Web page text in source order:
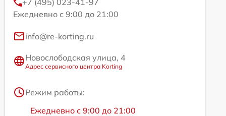
Ежедневно с 9:00 до 21:00
info@re-korting.ru
Новослободская улица, 4
Адрес сервисного центра Korting
Режим работы:
Ежедневно с 9:00 до 21:00